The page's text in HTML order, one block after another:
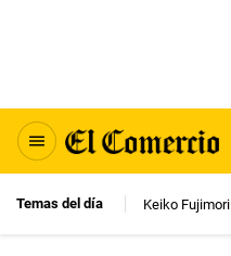
Temas del día Keiko Fujimori